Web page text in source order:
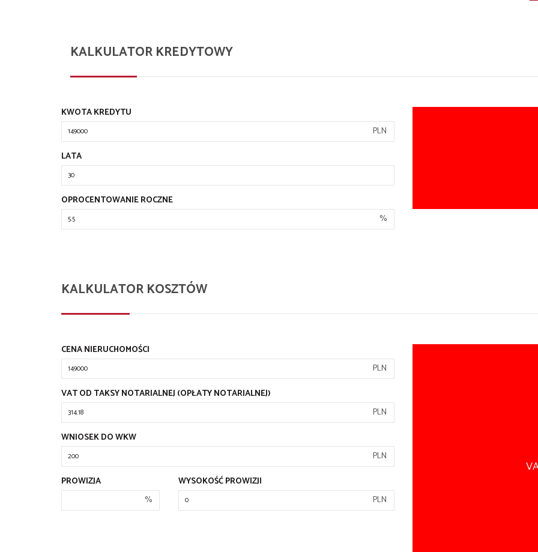
KALKULATOR KREDYTOWY
KWOTA KREDYTU
PLN
LATA
OPROCENTOWANIE ROCZNE
%
KALKULATOR KOSZTÓW
CENA NIERUCHOMOŚCI
PLN
VAT OD TAKSY NOTARIALNEJ (OPŁATY NOTARIALNEJ)
PLN
WNIOSEK DO WKW
PLN
PROWIZJA
%
WYSOKOŚĆ PROWIZJI
PLN